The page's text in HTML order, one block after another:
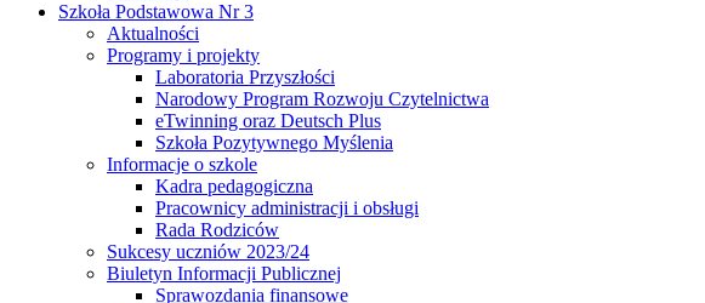
Szkoła Podstawowa Nr 3
Aktualności
Programy i projekty
Laboratoria Przyszłości
Narodowy Program Rozwoju Czytelnictwa
eTwinning oraz Deutsch Plus
Szkoła Pozytywnego Myślenia
Informacje o szkole
Kadra pedagogiczna
Pracownicy administracji i obsługi
Rada Rodziców
Sukcesy uczniów 2023/24
Biuletyn Informacji Publicznej
Sprawozdania finansowe